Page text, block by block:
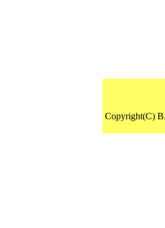
Copyright(C)